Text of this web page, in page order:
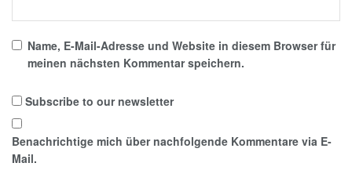
Name, E-Mail-Adresse und Website in diesem Browser für
meinen nächsten Kommentar speichern.
Subscribe to our newsletter
Benachrichtige mich über nachfolgende Kommentare via E-
Mail.